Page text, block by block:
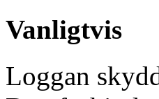
Vanligtvis
Loggan